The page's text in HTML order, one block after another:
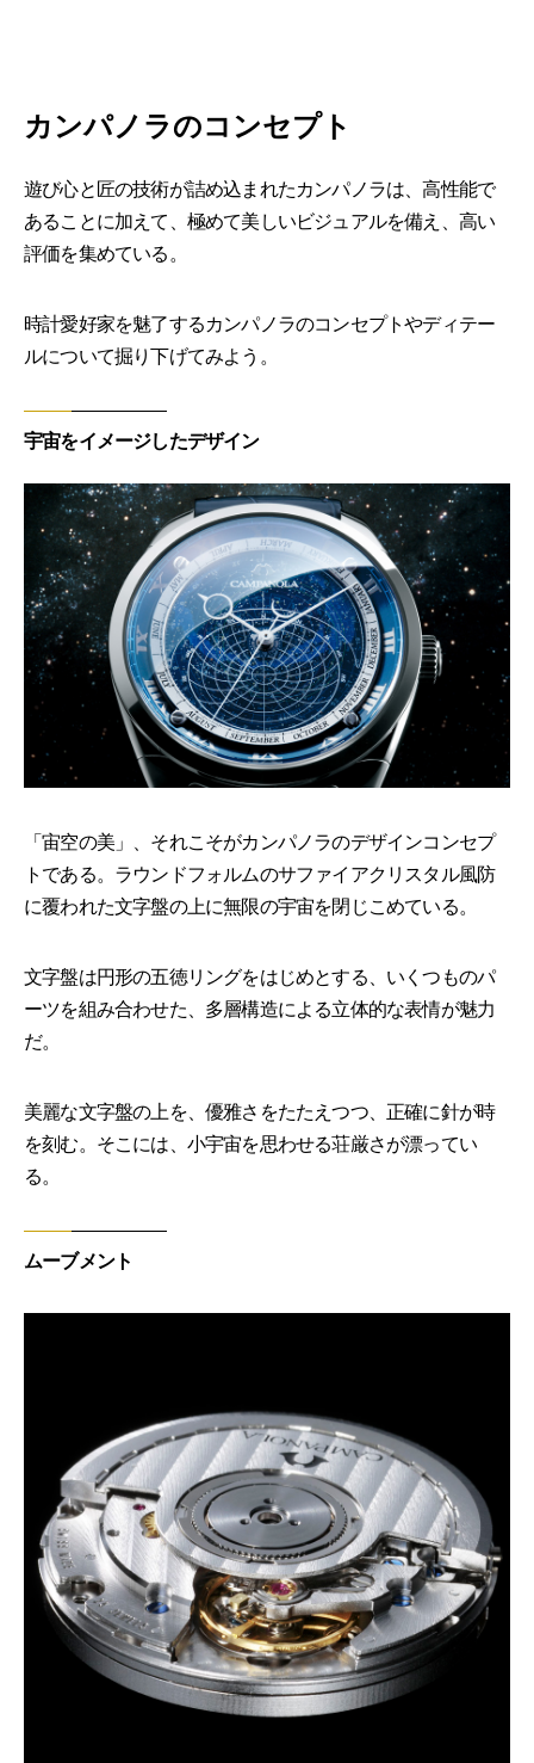
カンパノラのコンセプト
遊び心と匠の技術が詰め込まれたカンパノラは、高性能で
あることに加えて、極めて美しいビジュアルを備え、高い
評価を集めている。
時計愛好家を魅了するカンパノラのコンセプトやディテー
ルについて掘り下げてみよう。
宇宙をイメージしたデザイン
「宙空の美」、それこそがカンパノラのデザインコンセプ
トである。ラウンドフォルムのサファイアクリスタル風防
に覆われた文字盤の上に無限の宇宙を閉じこめている。
文字盤は円形の五徳リングをはじめとする、いくつものパ
ーツを組み合わせた、多層構造による立体的な表情が魅力
だ。
美麗な文字盤の上を、優雅さをたたえつつ、正確に針が時
を刻む。そこには、小宇宙を思わせる荘厳さが漂ってい
る。
ムーブメント